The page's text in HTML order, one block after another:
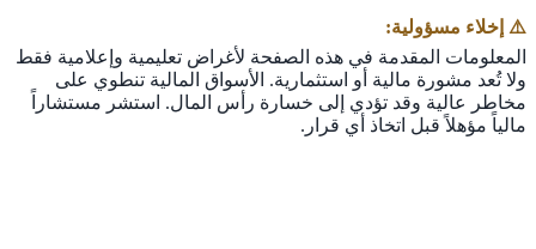
⚠️ إخلاء مسؤولية:
المعلومات المقدمة في هذه الصفحة لأغراض تعليمية وإعلامية فقط
ولا تُعد مشورة مالية أو استثمارية. الأسواق المالية تنطوي على
مخاطر عالية وقد تؤدي إلى خسارة رأس المال. استشر مستشاراً
مالياً مؤهلاً قبل اتخاذ أي قرار.